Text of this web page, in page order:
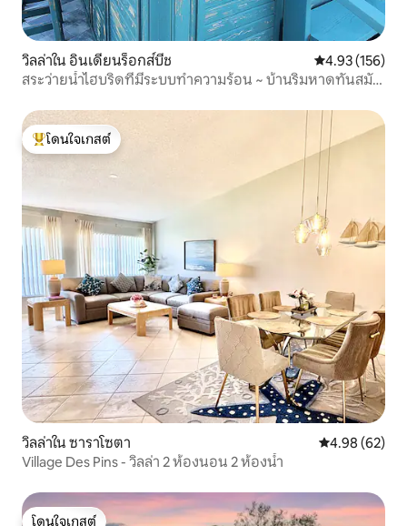
วิลล่าใน อินเดียนร็อกส์บีช คะแนนเฉลี่ย
4.93 (156)
สระว่ายน้ำไฮบริดที่มีระบบทำความร้อน ~ บ้านริมหาดทันสมัย
โดนใจเกสต์ที่สุด
โดนใจเกสต์
วิลล่าใน ซาราโซตา คะแนนเฉลี่ย
4.98 (62)
Village Des Pins - วิลล่า 2 ห้องนอน 2 ห้องน้ำ
โดนใจเกสต์